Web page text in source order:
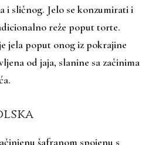
i sličnog. Jelo se konzumirati i
reže poput torte.
jela poput onog iz pokrajine
od jaja, slanine sa začinima
šafranom spojenu s